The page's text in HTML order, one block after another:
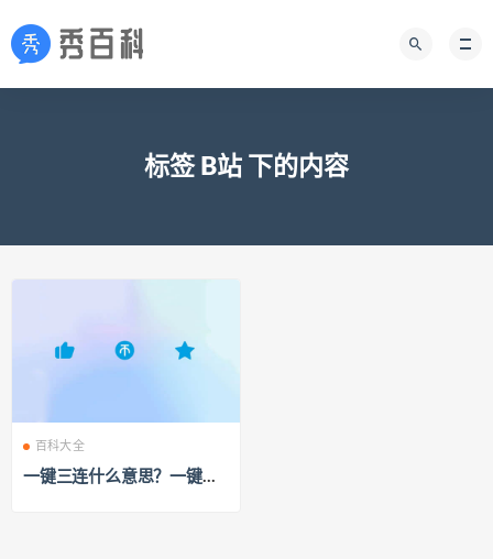
标签 B站 下的内容
百科大全
一键三连什么意思？一键三